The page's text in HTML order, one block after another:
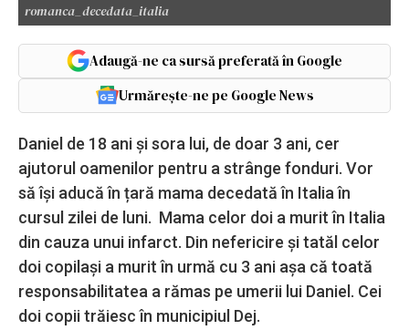
romanca_decedata_italia
Adaugă-ne ca sursă preferată în Google
Urmărește-ne pe Google News
Daniel de 18 ani și sora lui, de doar 3 ani, cer
ajutorul oamenilor pentru a strânge fonduri. Vor
să își aducă în țară mama decedată în Italia în
cursul zilei de luni. Mama celor doi a murit în Italia
din cauza unui infarct. Din nefericire și tatăl celor
doi copilași a murit în urmă cu 3 ani așa că toată
responsabilitatea a rămas pe umerii lui Daniel. Cei
doi copii trăiesc în municipiul Dej.